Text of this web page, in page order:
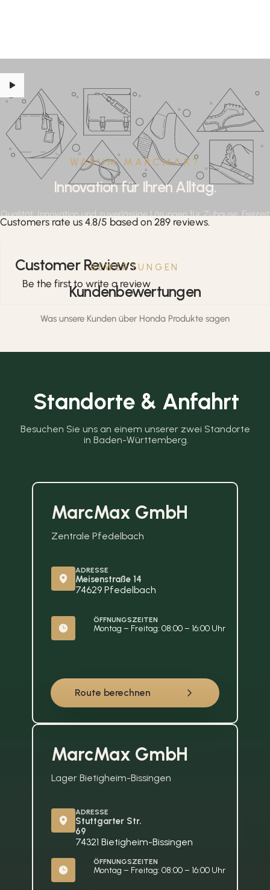
WARUM MARCMAX?
Innovation für Ihren Alltag.
Qualität, Innovation und zuverlässige Lösungen für Zuhause, Freizeit
und professionelle Anwendungen.
BEWERTUNGEN
Kundenbewertungen
Was unsere Kunden über Honda Produkte sagen
Customers rate us 4.8/5 based on 289 reviews.
Customer Reviews
Be the first to write a review
Standorte & Anfahrt
Besuchen Sie uns an einem unserer zwei Standorte
in Baden-Württemberg.
MarcMax GmbH
Zentrale Pfedelbach
Route berechnen
ADRESSE
Meisenstraße 14
74629 Pfedelbach
ÖFFNUNGSZEITEN
Montag – Freitag: 08:00 – 16:00 Uhr
MarcMax GmbH
Lager Bietigheim-Bissingen
ADRESSE
Stuttgarter Str.
69
74321 Bietigheim-Bissingen
ÖFFNUNGSZEITEN
Montag – Freitag: 08:00 – 16:00 Uhr